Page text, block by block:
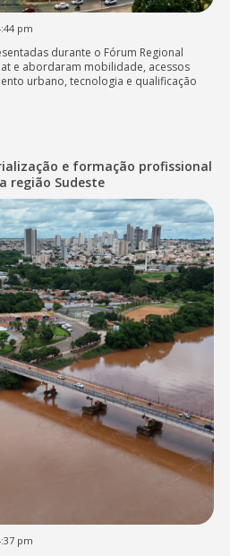
pm
durante o Fórum Regional
e abordaram mobilidade, acessos
urbano, tecnologia e qualificação
e formação profissional
região Sudeste
pm